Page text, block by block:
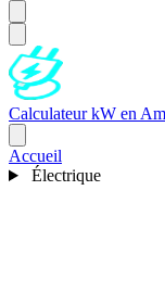
Calculateur kW en
Accueil
Électrique